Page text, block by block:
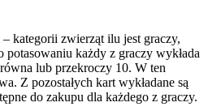
kategorii zwierząt ilu jest graczy,
potasowaniu każdy z graczy wykłada
lub przekroczy 10. W ten
Z pozostałych kart wykładane są
do zakupu dla każdego z graczy.